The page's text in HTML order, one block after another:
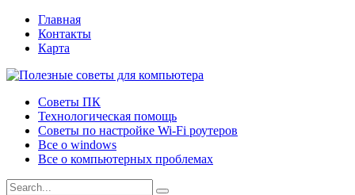
Главная
Контакты
Карта
Советы ПК
Технологическая помощь
Советы по настройке Wi-Fi роутеров
Все о windows
Все о компьютерных проблемах